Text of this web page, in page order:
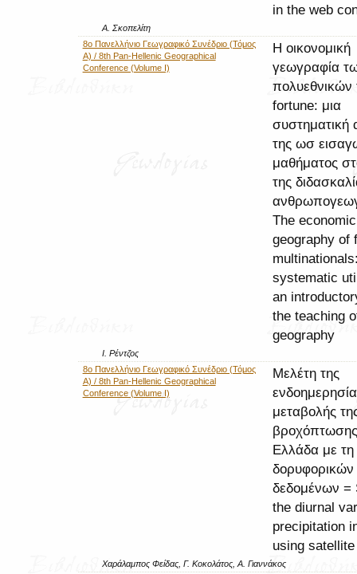
in the web
Α. Σκοπελίτη
8ο Πανελλήνιο Γεωγραφικό Συνέδριο (Τόμος
Α) / 8th Pan-Hellenic Geographical
Conference (Volume I)
Η οικονομική
γεωγραφία
πολυεθνικών
fortune: μια
συστηματική
της ωσ
μαθήματος
της
The economic
geography of
systematic
an
the teaching
geography
Ι. Ρέντζος
8ο Πανελλήνιο Γεωγραφικό Συνέδριο (Τόμος
Α) / 8th Pan-Hellenic Geographical
Conference (Volume I)
Μελέτη της
μεταβολής
Ελλάδα με
δορυφορικών
δεδομένων =
the diurnal
precipitation
using
Χαράλαμπος Φείδας, Γ. Κοκολάτος, Α. Γιαννάκος